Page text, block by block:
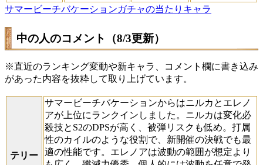
サマービーチバケーションガチャの当たりキャラ
中の人のコメント（8/3更新）
※直近のランキング変動や新キャラ、コメント欄に書き込み
があった内容を抜粋して取り上げています。
テリー
サマービーチバケーションからはニルカとエレノ
アが上位にランクインしました。ニルカは変化必
殺技とS2のDPSが高く、被弾リスクも低め。打属
性のカイルのような役割で、新開催の決戦でも最
適の性能です。エレノアは波動の範囲が想定より